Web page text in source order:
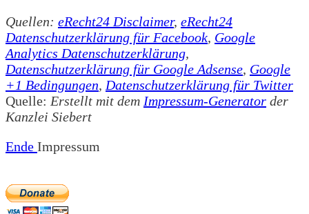
Quellen: eRecht24 Disclaimer, eRecht24
Datenschutzerklärung für Facebook, Google
Analytics Datenschutzerklärung,
Datenschutzerklärung für Google Adsense, Google
+1 Bedingungen, Datenschutzerklärung für Twitter
Quelle: Erstellt mit dem Impressum-Generator der
Kanzlei Siebert
Ende Impressum